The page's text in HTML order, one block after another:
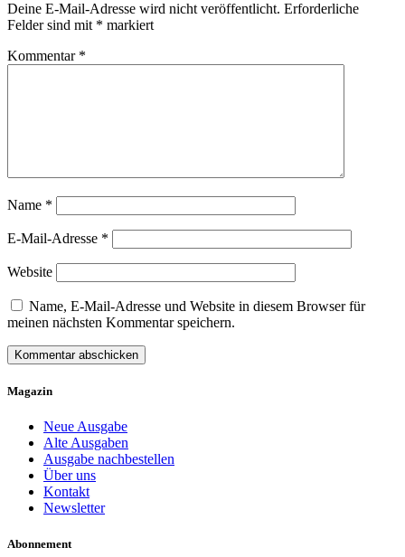
Deine E-Mail-Adresse wird nicht veröffentlicht. Erforderliche
Felder sind mit * markiert
Kommentar *
Name *
E-Mail-Adresse *
Website
Name, E-Mail-Adresse und Website in diesem Browser für
meinen nächsten Kommentar speichern.
Magazin
Neue Ausgabe
Alte Ausgaben
Ausgabe nachbestellen
Über uns
Kontakt
Newsletter
Abonnement